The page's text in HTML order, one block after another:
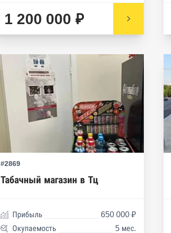
1 200 000 ₽
#2869
Табачный магазин в Тц
Прибыль
650 000 ₽
Окупаемость
5 мес.